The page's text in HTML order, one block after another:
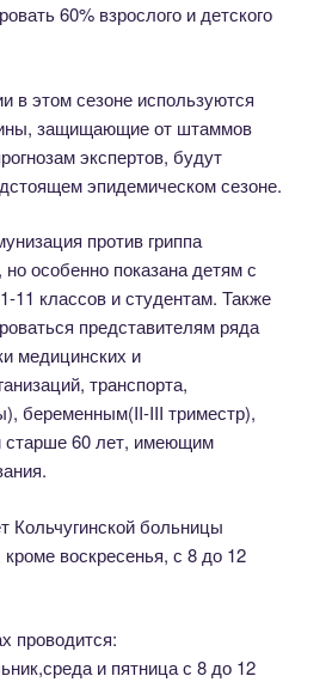
60% взрослого и детского
в этом сезоне используются
защищающие от штаммов
экспертов, будут
эпидемическом сезоне.
против гриппа
особенно показана детям с
11 классов и студентам. Также
представителям ряда
медицинских и
транспорта,
беременным(II-III триместр),
60 лет, имеющим
Кольчугинской больницы
воскресенья, с 8 до 12
проводится:
и пятница с 8 до 12